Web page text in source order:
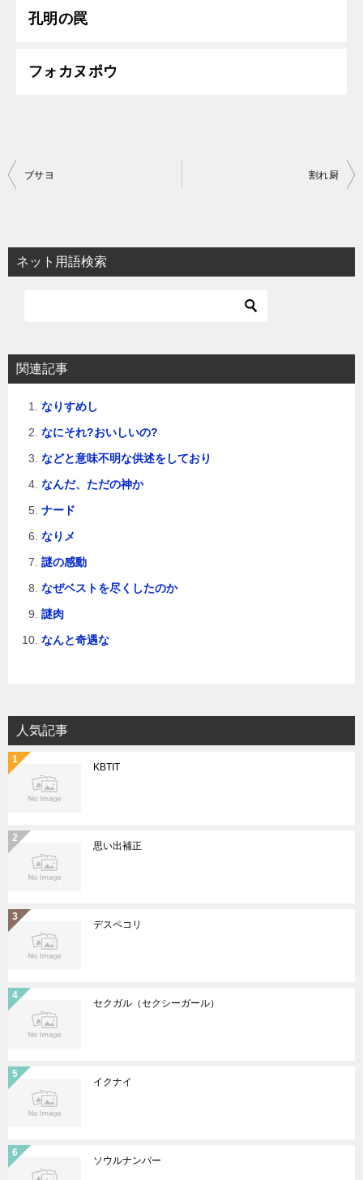
孔明の罠
フォカヌポウ
投
ビ
ゲ
ョ
ン
ブサヨ 割れ厨
ネット用語検索
関連記事
なりすめし
なにそれ?おいしいの?
などと意味不明な供述をしており
なんだ、ただの神か
ナード
なりメ
謎の感動
なぜベストを尽くしたのか
謎肉
なんと奇遇な
人気記事
KBTIT
思い出補正
デスペコリ
セクガル（セクシーガール）
イクナイ
ソウルナンバー